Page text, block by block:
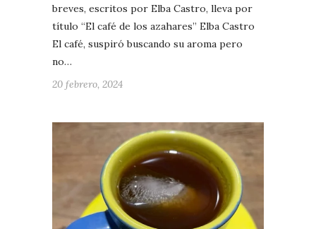
breves, escritos por Elba Castro, lleva por
título “El café de los azahares” Elba Castro
El café, suspiró buscando su aroma pero
no…
20 febrero, 2024